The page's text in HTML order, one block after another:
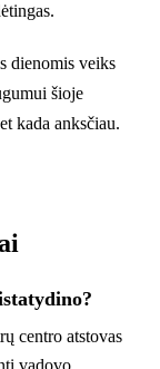
dienomis veiks
šioje
kada anksčiau.
centro atstovas